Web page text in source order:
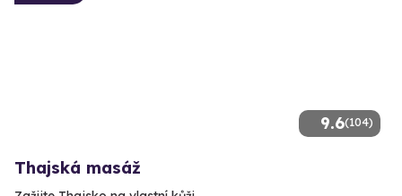
9.6(104)
Thajská masáž